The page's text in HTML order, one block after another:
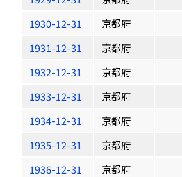
1930-12-31
京都府
1931-12-31
京都府
1932-12-31
京都府
1933-12-31
京都府
1934-12-31
京都府
1935-12-31
京都府
1936-12-31
京都府